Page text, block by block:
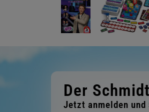
Der
Jetzt anmelden